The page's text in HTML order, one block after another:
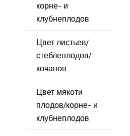
корне- и
клубнеплодов
Цвет листьев/
стеблеплодов/
кочанов
Цвет мякоти
плодов/корне- и
клубнеплодов